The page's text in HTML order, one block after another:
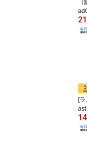
サ
ラ
応
[
レ
o